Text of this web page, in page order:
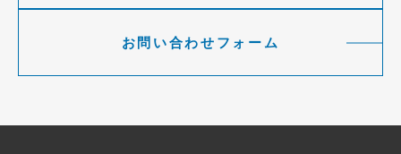
お問い合わせフォーム